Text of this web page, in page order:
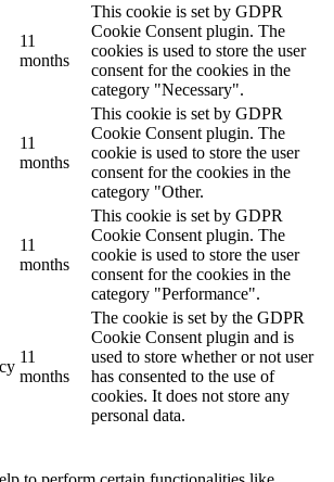
11
months
This cookie is set by GDPR
Cookie Consent plugin. The
cookies is used to store the user
consent for the cookies in the
category "Necessary".
11
months
This cookie is set by GDPR
Cookie Consent plugin. The
cookie is used to store the user
consent for the cookies in the
category "Other.
11
months
This cookie is set by GDPR
Cookie Consent plugin. The
cookie is used to store the user
consent for the cookies in the
category "Performance".
11
months
The cookie is set by the GDPR
Cookie Consent plugin and is
used to store whether or not user
has consented to the use of
cookies. It does not store any
personal data.